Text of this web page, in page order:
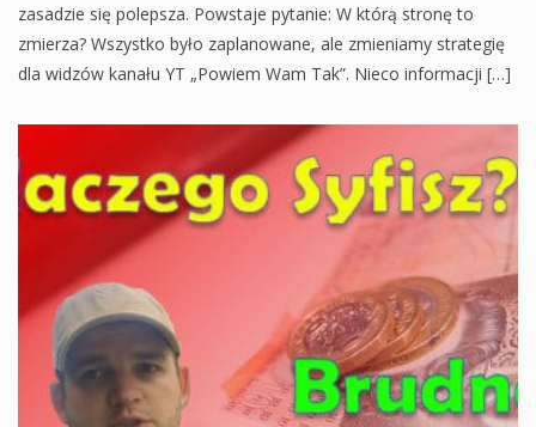
zasadzie się polepsza. Powstaje pytanie: W którą stronę to
zmierza? Wszystko było zaplanowane, ale zmieniamy strategię
dla widzów kanału YT „Powiem Wam Tak”. Nieco informacji […]